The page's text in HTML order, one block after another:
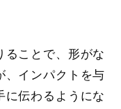
ることで、形がな
、インパクトを与
に伝わるようにな